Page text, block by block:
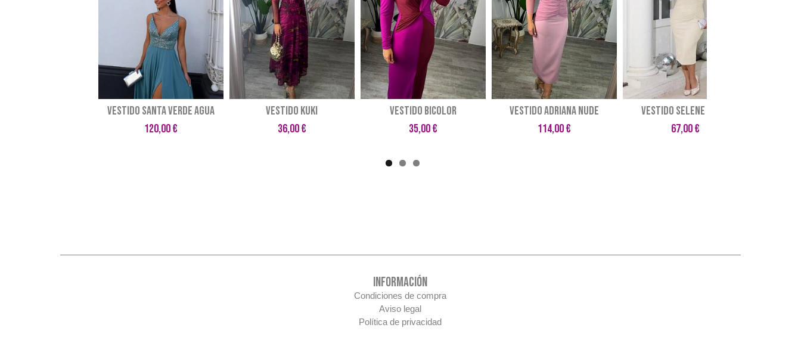
VESTIDO SANTA VERDE AGUA
120,00 €
VESTIDO KUKI
36,00 €
VESTIDO BICOLOR
35,00 €
VESTIDO ADRIANA NUDE
114,00 €
VESTIDO SELENE BEIGE
67,00 €
INFORMACIÓN
Condiciones de compra
Aviso legal
Política de privacidad